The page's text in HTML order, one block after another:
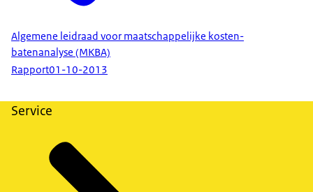
Algemene leidraad voor maatschappelijke kosten-
batenanalyse (MKBA)
Rapport01-10-2013
Service